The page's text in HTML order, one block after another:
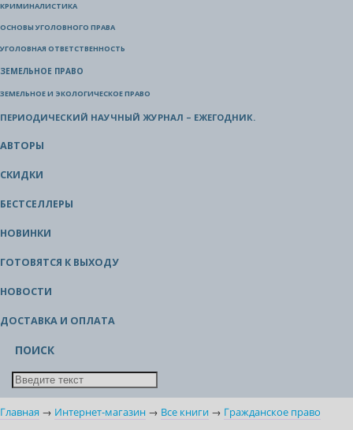
КРИМИНАЛИСТИКА
ОСНОВЫ УГОЛОВНОГО ПРАВА
УГОЛОВНАЯ ОТВЕТСТВЕННОСТЬ
ЗЕМЕЛЬНОЕ ПРАВО
ЗЕМЕЛЬНОЕ И ЭКОЛОГИЧЕСКОЕ ПРАВО
ПЕРИОДИЧЕСКИЙ НАУЧНЫЙ ЖУРНАЛ – ЕЖЕГОДНИК.
АВТОРЫ
СКИДКИ
БЕСТСЕЛЛЕРЫ
НОВИНКИ
ГОТОВЯТСЯ К ВЫХОДУ
НОВОСТИ
ДОСТАВКА И ОПЛАТА
ПОИСК
Главная → Интернет-магазин → Все книги → Гражданское право